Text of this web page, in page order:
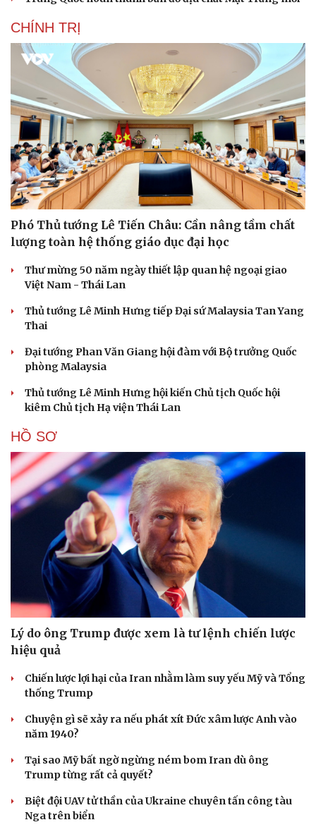
Sức khỏe
Dinh dưỡng - món ngon
Cây thuốc
Sản phụ khoa
Nam khoa
Làm đẹp - giảm cân
Ăn sạch sống khỏe
Đời sống
Nhà đẹp
Blog
CHÍNH TRỊ
Phó Thủ tướng Lê Tiến Châu: Cần nâng tầm chất
lượng toàn hệ thống giáo dục đại học
Thư mừng 50 năm ngày thiết lập quan hệ ngoại giao
Việt Nam - Thái Lan
Thủ tướng Lê Minh Hưng tiếp Đại sứ Malaysia Tan Yang
Thai
Đại tướng Phan Văn Giang hội đàm với Bộ trưởng Quốc
phòng Malaysia
Thủ tướng Lê Minh Hưng hội kiến Chủ tịch Quốc hội
kiêm Chủ tịch Hạ viện Thái Lan
HỒ SƠ
Lý do ông Trump được xem là tư lệnh chiến lược
hiệu quả
Chiến lược lợi hại của Iran nhằm làm suy yếu Mỹ và Tổng
thống Trump
Chuyện gì sẽ xảy ra nếu phát xít Đức xâm lược Anh vào
năm 1940?
Tại sao Mỹ bất ngờ ngừng ném bom Iran dù ông
Trump từng rất cả quyết?
Biệt đội UAV tử thần của Ukraine chuyên tấn công tàu
Nga trên biển